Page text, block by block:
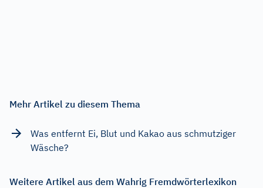
Mehr Artikel zu diesem Thema
Was entfernt Ei, Blut und Kakao aus schmutziger
Wäsche?
Weitere Artikel aus dem Wahrig Fremdwörterlexikon